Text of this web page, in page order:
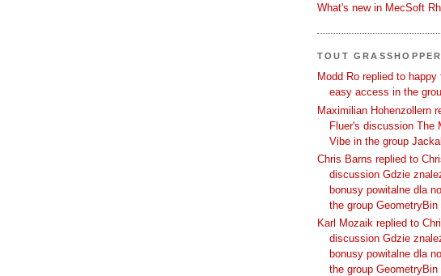
What's new in MecSoft
TOUT GRASSHOPPER
Modd Ro replied to
easy access in the
Maximilian Hohenzollern
Fluer's discussion The
Vibe in the group
Chris Barns replied to
discussion Gdzie
bonusy powitalne dla
the group GeometryBin
Karl Mozaik replied to
discussion Gdzie
bonusy powitalne dla
the group GeometryBin